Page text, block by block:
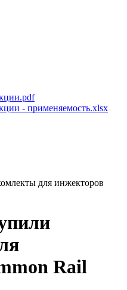
- применяемость.xlsx
для инжекторов
Rail